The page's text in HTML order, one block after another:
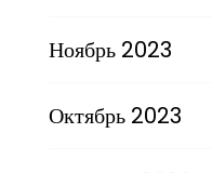
Ноябрь 2023
Октябрь 2023